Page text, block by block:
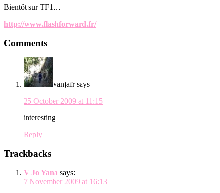
Bientôt sur TF1…
http://www.flashforward.fr/
Reader
Interactions
Comments
vanjafr says
25 October 2009 at 11:15
interesting
Reply
Trackbacks
V Jo Yana says:
7 November 2009 at 16:13